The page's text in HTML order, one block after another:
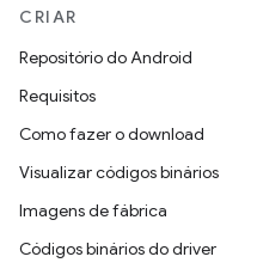
CRIAR
Repositório do Android
Requisitos
Como fazer o download
Visualizar códigos binários
Imagens de fábrica
Códigos binários do driver